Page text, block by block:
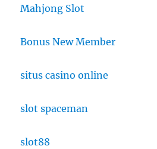
Mahjong Slot
Bonus New Member
situs casino online
slot spaceman
slot88